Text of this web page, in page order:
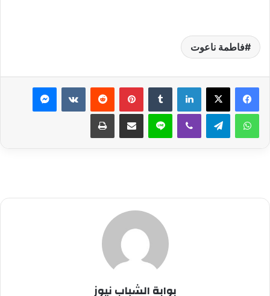
فاطمة ناعوت
لينكدإن بينتيريست ماسنجر
واتساب تيلقرام ڤايبر لاين مشاركة عبر البريد طباعة
بوابة الشباب نيوز